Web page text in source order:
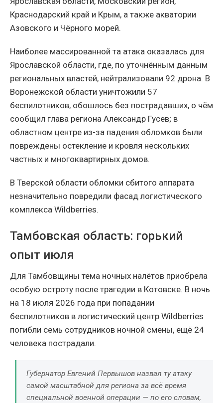
Краснодарский край и Крым, а также акватории
Азовского и Чёрного морей.
Наиболее массированной та атака оказалась для
Ярославской области, где, по уточнённым данным
региональных властей, нейтрализовали 92 дрона. В
Воронежской области уничтожили 57
беспилотников, обошлось без пострадавших, о чём
сообщил глава региона Александр Гусев; в
областном центре из-за падения обломков были
повреждены остекление и кровля нескольких
частных и многоквартирных домов.
В Тверской области обломки сбитого аппарата
незначительно повредили фасад логистического
комплекса Wildberries.
Тамбовская область: горький
опыт июля
Для Тамбовщины тема ночных налётов приобрела
особую остроту после трагедии в Котовске. В ночь
на 18 июля 2026 года при попадании
беспилотников в логистический центр Wildberries
погибли семь сотрудников ночной смены, ещё 24
человека пострадали.
Губернатор Евгений Первышов назвал ту атаку
самой масштабной для региона за всё время
специальной военной операции — по его словам,